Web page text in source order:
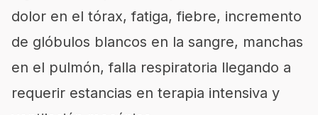
dolor en el tórax, fatiga, fiebre, incremento
de glóbulos blancos en la sangre, manchas
en el pulmón, falla respiratoria llegando a
requerir estancias en terapia intensiva y